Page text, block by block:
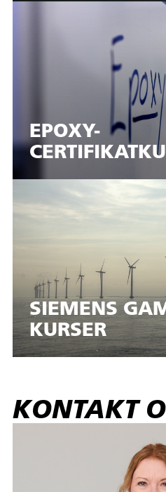
EPOXY-
SIEMENS
KURSER
KONTAKT